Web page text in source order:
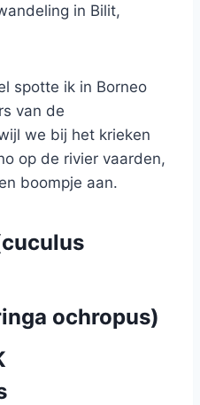
in Bilit,
spotte ik in Borneo
van de
we bij het krieken
op de rivier vaarden,
boompje aan.
ochropus)